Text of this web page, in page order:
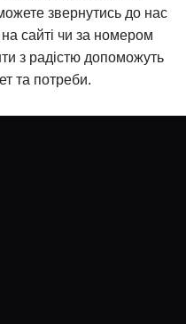
звернутись до нас
сайті чи за номером
з радістю допоможуть
та потреби.